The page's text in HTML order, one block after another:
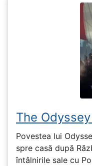
The
Povestea lui
spre casă după
întâlnirile sale cu